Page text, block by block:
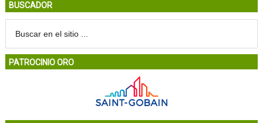
BUSCADOR
PATROCINIO ORO